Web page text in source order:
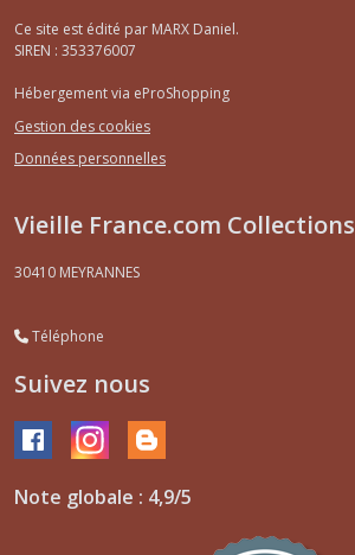
Ce site est édité par MARX Daniel.
SIREN : 353376007
Hébergement via eProShopping
Gestion des cookies
Données personnelles
Vieille France.com Collections
30410 MEYRANNES
Téléphone
Suivez nous
Note globale : 4,9/5